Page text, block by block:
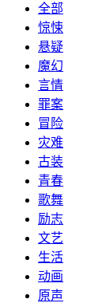
全部
惊悚
悬疑
魔幻
言情
罪案
冒险
灾难
古装
青春
歌舞
励志
文艺
生活
动画
原声